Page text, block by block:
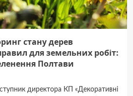
стану дерев
для земельних робіт:
Полтави
директора КП «Декоративні